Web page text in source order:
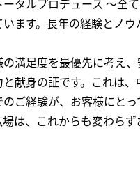
ます。長年の経験とノ
満足度を最優先に考え
献身の証です。これは
ご経験が、お客様にと
は、これからも変わらず